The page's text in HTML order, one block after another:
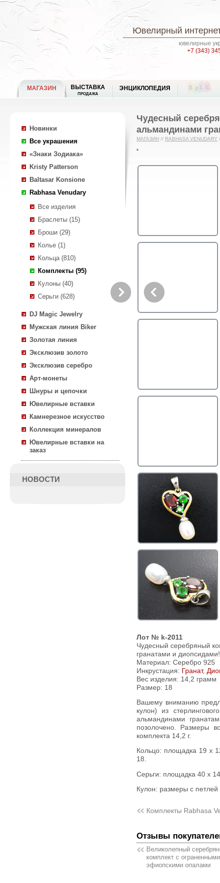
Ювелирный
ювелирные
+7 (343)
МАГАЗИН ВЫСТАВКА
ПРОДАЖА
ЭНЦИКЛОПЕДИЯ
Новинки
Все украшения
«Знаки Зодиака»
Kristy Patterson
Baltasar Konsione
Rabhasa Venudary
Все изделия
Браслеты (15)
Броши (29)
Колье (1)
Кольца (810)
Комплекты (95)
Кулоны (40)
Серьги (628)
DJ Magic Jewelry
Мужская линия Biker
Золотая линия
Эксклюзив золото
Эксклюзив серебро
Арт-монеты
Шнуры и цепочки
Ювелирные вставки
Камнерезное искусство
Коллекция минералов
Ювелирные вставки на
заказ
НОВОСТИ
Чудесный
альмандинами
МАГАЗИН // RABHASA VENUDARY
Лот № k-2011
Чудесный серебряный
гранатами и диопсидами!
Материал: Серебро 925
Инкрустация: Гранат,
Вес изделия: 14,2 грамм
Размер: 18
Вашему вниманию предлагается комплект (кольцо + серьги +
кулон) из
альмандинами
позолочено. Размеры
комплекта 14,2 г.
Кольцо: площадка 19 х 12 мм, высота 4 мм. Вес 3,8 г. Размер
18.
Серьги: площадка 40 х
Кулон: размеры с
Комплекты Rabhasa
Отзывы
Великолепный
комплект с ограненными
эфиопскими опалами